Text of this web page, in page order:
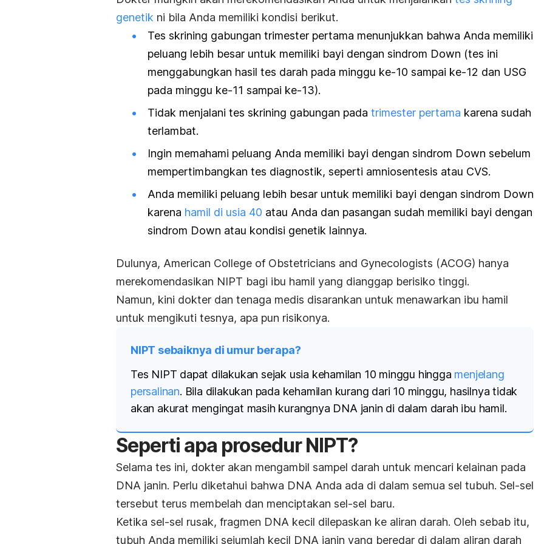
genetik ni bila Anda memiliki kondisi berikut.
Tes skrining gabungan trimester pertama menunjukkan bahwa Anda memiliki
peluang lebih besar untuk memiliki bayi dengan sindrom Down (tes ini
menggabungkan hasil tes darah pada minggu ke-10 sampai ke-12 dan USG
pada minggu ke-11 sampai ke-13).
Tidak menjalani tes skrining gabungan pada trimester pertama karena sudah
terlambat.
Ingin memahami peluang Anda memiliki bayi dengan sindrom Down sebelum
mempertimbangkan tes diagnostik, seperti amniosentesis atau CVS.
Anda memiliki peluang lebih besar untuk memiliki bayi dengan sindrom Down
karena hamil di usia 40 atau Anda dan pasangan sudah memiliki bayi dengan
sindrom Down atau kondisi genetik lainnya.
Dulunya, American College of Obstetricians and Gynecologists (ACOG) hanya
merekomendasikan NIPT bagi ibu hamil yang dianggap berisiko tinggi.
Namun, kini dokter dan tenaga medis disarankan untuk menawarkan ibu hamil
untuk mengikuti tesnya, apa pun risikonya.
NIPT sebaiknya di umur berapa?
Tes NIPT dapat dilakukan sejak usia kehamilan 10 minggu hingga menjelang
persalinan. Bila dilakukan pada kehamilan kurang dari 10 minggu, hasilnya tidak
akan akurat mengingat masih kurangnya DNA janin di dalam darah ibu hamil.
Seperti apa prosedur NIPT?
Selama tes ini, dokter akan mengambil sampel darah untuk mencari kelainan pada
DNA janin. Perlu diketahui bahwa DNA Anda ada di dalam semua sel tubuh. Sel-sel
tersebut terus membelah dan menciptakan sel-sel baru.
Ketika sel-sel rusak, fragmen DNA kecil dilepaskan ke aliran darah. Oleh sebab itu,
tubuh Anda memiliki sejumlah kecil DNA janin yang beredar di dalam aliran darah